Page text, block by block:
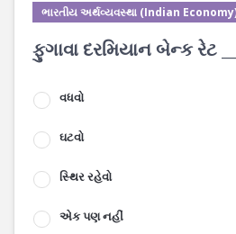
ભારતીય અર્થવ્યવસ્થા (Indian
ફુગાવા દરમિયાન બેન્ક રેટ
વધવો
ઘટવો
સ્થિર રહેવો
એક પણ નહીં